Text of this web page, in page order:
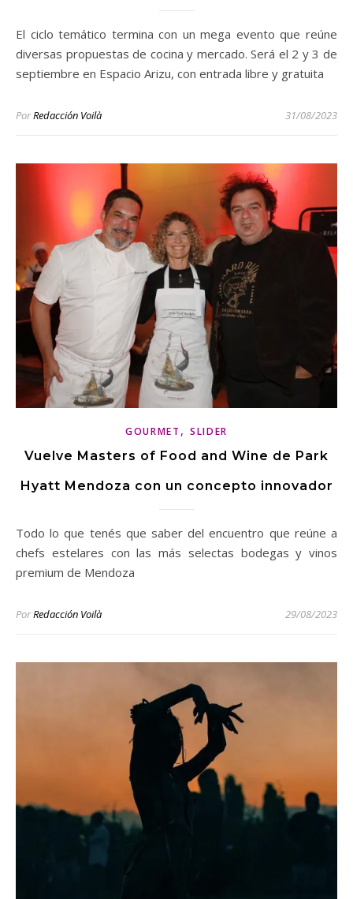
El ciclo temático termina con un mega evento que reúne
diversas propuestas de cocina y mercado. Será el 2 y 3 de
septiembre en Espacio Arizu, con entrada libre y gratuita
PorRedacción Voilà 31/08/2023
GOURMET , SLIDER
Vuelve Masters of Food and Wine de Park
Hyatt Mendoza con un concepto innovador
Todo lo que tenés que saber del encuentro que reúne a
chefs estelares con las más selectas bodegas y vinos
premium de Mendoza
PorRedacción Voilà 29/08/2023